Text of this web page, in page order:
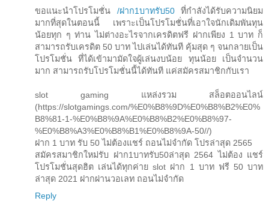
ขอแนะนำโปรโมชั่น /ฝาก1บาทรับ50ที่กำลังได้รับความนิยม
มากที่สุดในตอนนี้ เพราะเป็นโปรโมชั่นที่เอาใจนักเดิมพันทุน
น้อยทุก ๆ ท่าน ไม่ต่างอะไรจากเครดิตฟรี ฝากเพียง 1 บาท ก็
สามารถรับเครดิต 50 บาท ไปเล่นได้ทันที คุ้มสุด ๆ จนกลายเป็น
โปรโมชั่น ที่ได้เข้ามามัดใจผู้เล่นงบน้อย ทุนน้อย เป็นจำนวน
มาก สามารถรับโปรโมชั่นนี้ได้ทันที แค่สมัครสมาชิกกับเรา
slot gaming แหล่งรวม สล็อตออนไลน์
(https://slotgamings.com/%E0%B8%9D%E0%B8%B2%E0%
B8%81-1-%E0%B8%9A%E0%B8%B2%E0%B8%97-
%E0%B8%A3%E0%B8%B1%E0%B8%9A-50//)
ฝาก 1 บาท รับ 50 ไม่ต้องแชร์ ถอนไม่จำกัด โปรล่าสุด 2565
สมัครสมาชิกใหม่รับ ฝาก1บาทรับ50ล่าสุด 2564 ไม่ต้อง แชร์
โปรโมชั่นสุดฮิต เล่นได้ทุกค่าย slot ฝาก 1 บาท ฟรี 50 บาท
ล่าสุด 2021 ฝากผ่านวอเลท ถอนไม่จำกัด
Reply